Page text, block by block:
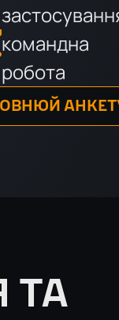
командна
робота
ТА